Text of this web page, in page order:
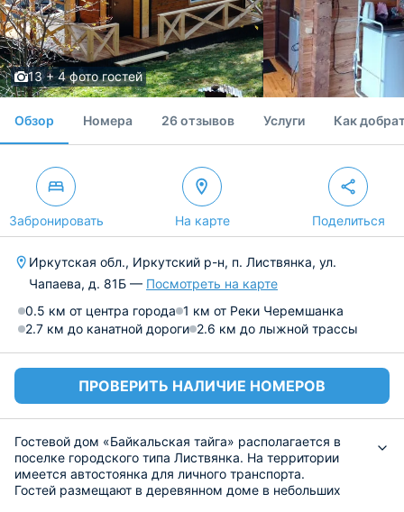
13 + 4 фото гостей
Обзор Номера 26 отзывов Услуги Как
Забронировать На карте Поделиться
Иркутская обл., Иркутский р-н, п. Листвянка, ул.
Чапаева, д. 81Б — Посмотреть на карте
0.5 км от центра города 1 км от Реки Черемшанка
2.7 км до канатной дороги 2.6 км до лыжной трассы
ПРОВЕРИТЬ НАЛИЧИЕ НОМЕРОВ
Гостевой дом «Байкальская тайга» располагается в
поселке городского типа Листвянка. На территории
имеется автостоянка для личного транспорта.
Гостей размещают в деревянном доме в небольших